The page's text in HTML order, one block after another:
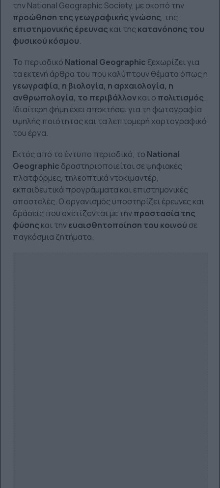
την National Geographic Society, με σκοπό την
προώθηση της γεωγραφικής γνώσης, της
επιστημονικής έρευνας και της κατανόησης του
φυσικού κόσμου.
Το περιοδικό National Geographic ξεχωρίζει για
τα εκτενή άρθρα του που καλύπτουν θέματα όπως η
γεωγραφία, η βιολογία, η αρχαιολογία, η
ανθρωπολογία, το περιβάλλονκαι ο πολιτισμός.
Ιδιαίτερη φήμη έχει αποκτήσει για τη φωτογραφία
υψηλής ποιότητας και τα λεπτομερή χαρτογραφικά
του έργα.
Εκτός από το έντυπο περιοδικό, το National
Geographic δραστηριοποιείται σε ψηφιακές
πλατφόρμες, τηλεοπτικά ντοκιμαντέρ,
εκπαιδευτικά προγράμματα και επιστημονικές
αποστολές. Ο οργανισμός υποστηρίζει έρευνες και
δράσεις που σχετίζονται με τηνπροστασία της
φύσης και τηνευαισθητοποίηση του κοινού σε
παγκόσμια ζητήματα.